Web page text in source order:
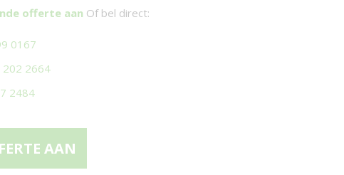
offerte aan Of bel direct:
0167
202 2664
2484
AAN